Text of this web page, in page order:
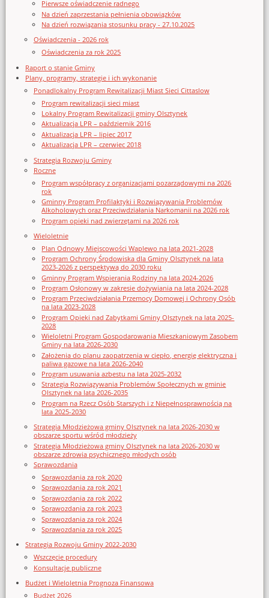
Pierwsze oświadczenie radnego
Na dzień zaprzestania pełnienia obowiązków
Na dzień rozwiązania stosunku pracy - 27.10.2025
Oświadczenia - 2026 rok
Oświadczenia za rok 2025
Raport o stanie Gminy
Plany, programy, strategie i ich wykonanie
Ponadlokalny Program Rewitalizacji Miast Sieci Cittaslow
Program rewitalizacji sieci miast
Lokalny Program Rewitalizacji gminy Olsztynek
Aktualizacja LPR – październik 2016
Aktualizacja LPR – lipiec 2017
Aktualizacja LPR – czerwiec 2018
Strategia Rozwoju Gminy
Roczne
Program współpracy z organizacjami pozarządowymi na 2026
rok
Gminny Program Profilaktyki i Rozwiązywania Problemów
Alkoholowych oraz Przeciwdziałania Narkomanii na 2026 rok
Program opieki nad zwierzętami na 2026 rok
Wieloletnie
Plan Odnowy Miejscowości Waplewo na lata 2021-2028
Program Ochrony Środowiska dla Gminy Olsztynek na lata
2023-2026 z perspektywą do 2030 roku
Gminny Program Wspierania Rodziny na lata 2024-2026
Program Osłonowy w zakresie dożywiania na lata 2024-2028
Program Przeciwdziałania Przemocy Domowej i Ochrony Osób
na lata 2023-2028
Program Opieki nad Zabytkami Gminy Olsztynek na lata 2025-
2028
Wieloletni Program Gospodarowania Mieszkaniowym Zasobem
Gminy na lata 2026-2030
Założenia do planu zaopatrzenia w ciepło, energię elektryczna i
paliwa gazowe na lata 2026-2040
Program usuwania azbestu na lata 2025-2032
Strategia Rozwiązywania Problemów Społecznych w gminie
Olsztynek na lata 2026-2035
Program na Rzecz Osób Starszych i z Niepełnosprawnością na
lata 2025-2030
Strategia Młodzieżowa gminy Olsztynek na lata 2026-2030 w
obszarze sportu wśród młodzieży
Strategia Młodzieżowa gminy Olsztynek na lata 2026-2030 w
obszarze zdrowia psychicznego młodych osób
Sprawozdania
Sprawozdania za rok 2020
Sprawozdania za rok 2021
Sprawozdania za rok 2022
Sprawozdania za rok 2023
Sprawozdania za rok 2024
Sprawozdania za rok 2025
Strategia Rozwoju Gminy 2022-2030
Wszczęcie procedury
Konsultacje publiczne
Budżet i Wieloletnia Prognoza Finansowa
Budżet 2026